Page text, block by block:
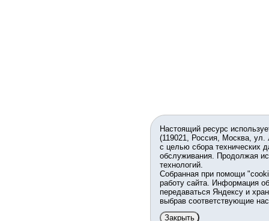
Настоящий ресурс
(119021, Россия, Москва,
с целью сбора технических
обслуживания. Продолжая
технологий.
Собранная при помощи
работу сайта. Информация
передаваться Яндексу и
выбрав соответствующие
Закрыть